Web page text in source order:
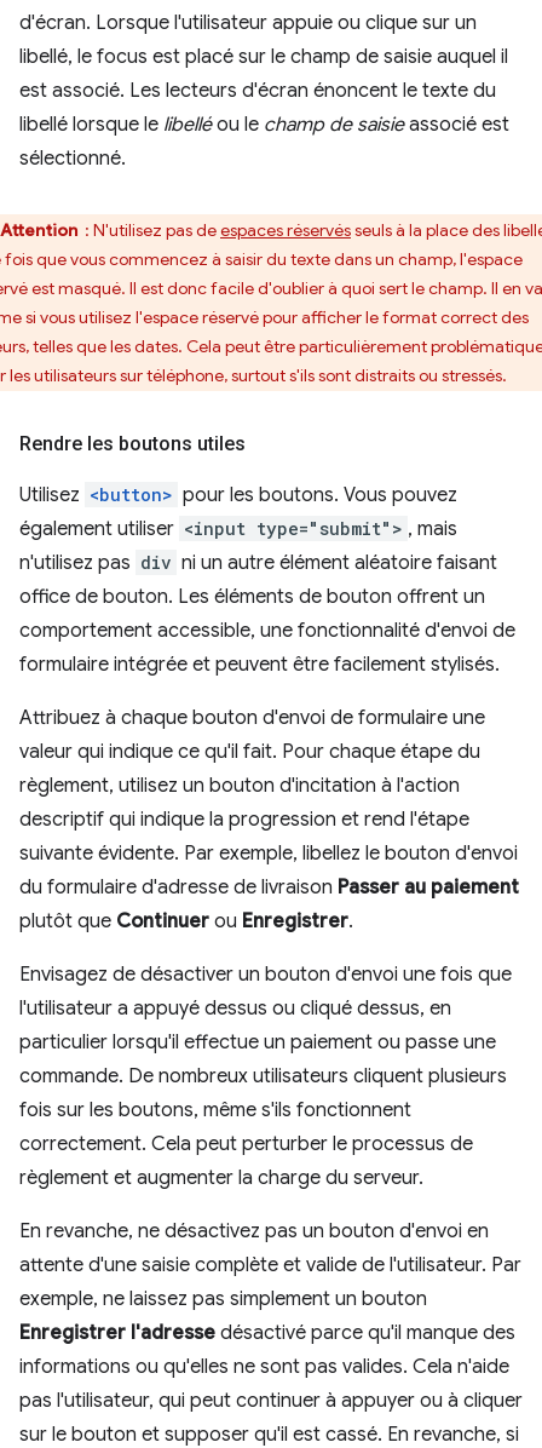
d'écran. Lorsque l'utilisateur appuie ou clique sur un
libellé, le focus est placé sur le champ de saisie auquel il
est associé. Les lecteurs d'écran énoncent le texte du
libellé lorsque le libelléou le champ de saisieassocié est
sélectionné.
Attention : N'utilisez pas deespaces réservésseuls à la place des
fois que vous commencez à saisir du texte dans un champ, l'espace
est masqué. Il est donc facile d'oublier à quoi sert le champ. Il en
si vous utilisez l'espace réservé pour afficher le format correct des
telles que les dates. Cela peut être particulièrement
les utilisateurs sur téléphone, surtout s'ils sont distraits ou stressés.
Rendre les boutons utiles
Utilisez <button> pour les boutons. Vous pouvez
également utiliser <input type="submit"> , mais
n'utilisez pas div ni un autre élément aléatoire faisant
office de bouton. Les éléments de bouton offrent un
comportement accessible, une fonctionnalité d'envoi de
formulaire intégrée et peuvent être facilement stylisés.
Attribuez à chaque bouton d'envoi de formulaire une
valeur qui indique ce qu'il fait. Pour chaque étape du
règlement, utilisez un bouton d'incitation à l'action
descriptif qui indique la progression et rend l'étape
suivante évidente. Par exemple, libellez le bouton d'envoi
du formulaire d'adresse de livraison Passer au paiement
plutôt que Continuer ou Enregistrer.
Envisagez de désactiver un bouton d'envoi une fois que
l'utilisateur a appuyé dessus ou cliqué dessus, en
particulier lorsqu'il effectue un paiement ou passe une
commande. De nombreux utilisateurs cliquent plusieurs
fois sur les boutons, même s'ils fonctionnent
correctement. Cela peut perturber le processus de
règlement et augmenter la charge du serveur.
En revanche, ne désactivez pas un bouton d'envoi en
attente d'une saisie complète et valide de l'utilisateur. Par
exemple, ne laissez pas simplement un bouton
Enregistrer l'adresse désactivé parce qu'il manque des
informations ou qu'elles ne sont pas valides. Cela n'aide
pas l'utilisateur, qui peut continuer à appuyer ou à cliquer
sur le bouton et supposer qu'il est cassé. En revanche, si